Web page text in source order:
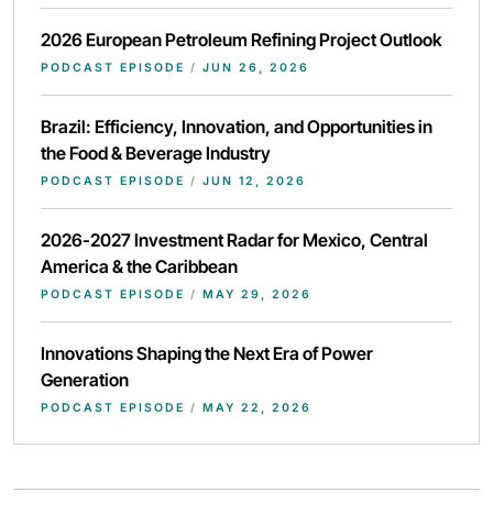
2026 European Petroleum Refining Project Outlook
PODCAST EPISODE / JUN 26, 2026
Brazil: Efficiency, Innovation, and Opportunities in
the Food & Beverage Industry
PODCAST EPISODE / JUN 12, 2026
2026-2027 Investment Radar for Mexico, Central
America & the Caribbean
PODCAST EPISODE / MAY 29, 2026
Innovations Shaping the Next Era of Power
Generation
PODCAST EPISODE / MAY 22, 2026